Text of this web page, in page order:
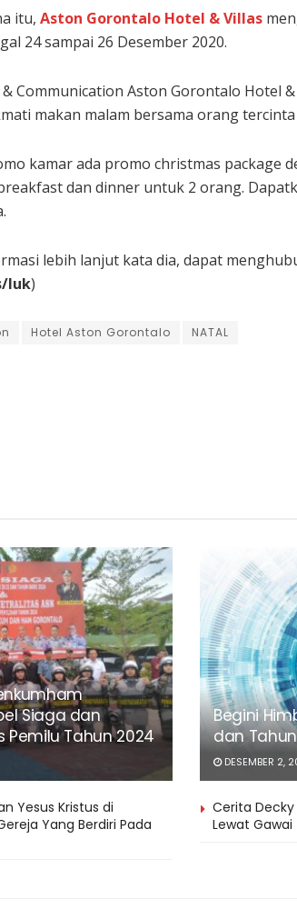
itu, Aston Gorontalo Hotel & Villas
24 sampai 26 Desember 2020.
Communication Aston Gorontalo Hotel
makan malam bersama orang
kamar ada promo christmas package
dan dinner untuk 2 orang.
lebih lanjut kata dia, dapat
luk)
Hotel Aston Gorontalo NATAL
Siaga dan
Pemilu Tahun 2024
Begini
dan
DESEMBER 2,
Yesus Kristus di
Yang Berdiri Pada
Cerita
Lewat Gawai